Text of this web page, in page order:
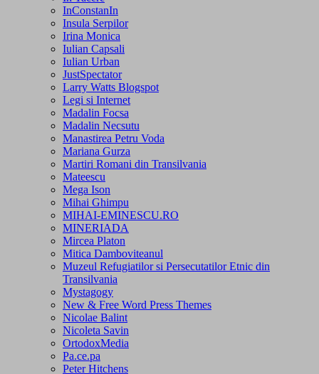
InConstanIn
Insula Serpilor
Irina Monica
Iulian Capsali
Iulian Urban
JustSpectator
Larry Watts Blogspot
Legi si Internet
Madalin Focsa
Madalin Necsutu
Manastirea Petru Voda
Mariana Gurza
Martiri Romani din Transilvania
Mateescu
Mega Ison
Mihai Ghimpu
MIHAI-EMINESCU.RO
MINERIADA
Mircea Platon
Mitica Damboviteanul
Muzeul Refugiatilor si Persecutatilor Etnic din
Transilvania
Mystagogy
New & Free Word Press Themes
Nicolae Balint
Nicoleta Savin
OrtodoxMedia
Pa.ce.pa
Peter Hitchens